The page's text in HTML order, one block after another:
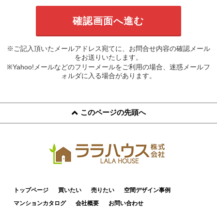
※ご記入頂いたメールアドレス宛てに、お問合せ内容の確認メール
をお送りいたします。
※Yahoo!メールなどのフリーメールをご利用の場合、迷惑メールフ
ォルダに入る場合があります。
このページの先頭へ
トップページ 買いたい 売りたい
空間デザイン事例
マンションカタログ
会社概要 お問い合わせ